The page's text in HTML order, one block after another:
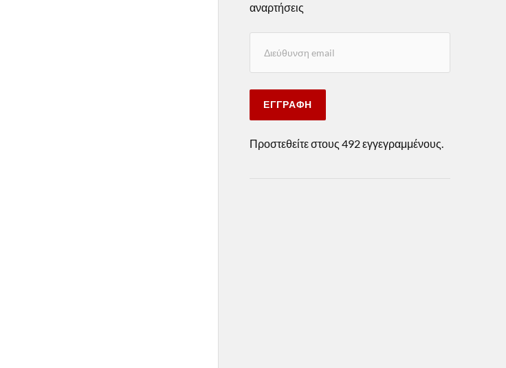
αναρτήσεις
ΕΓΓΡΑΦΉ
Προστεθείτε στους 492 εγγεγραμμένους.